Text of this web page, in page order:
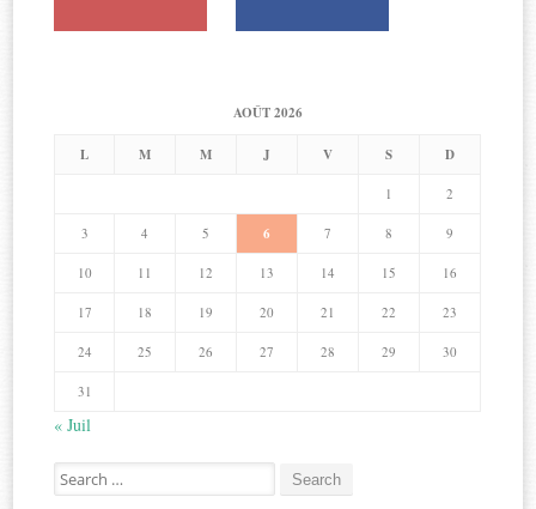
AOÛT 2026
L M M J V S D
1 2
3 4 5 6 7 8 9
10 11 12 13 14 15 16
17 18 19 20 21 22 23
24 25 26 27 28 29 30
31
« Juil
Search
for: